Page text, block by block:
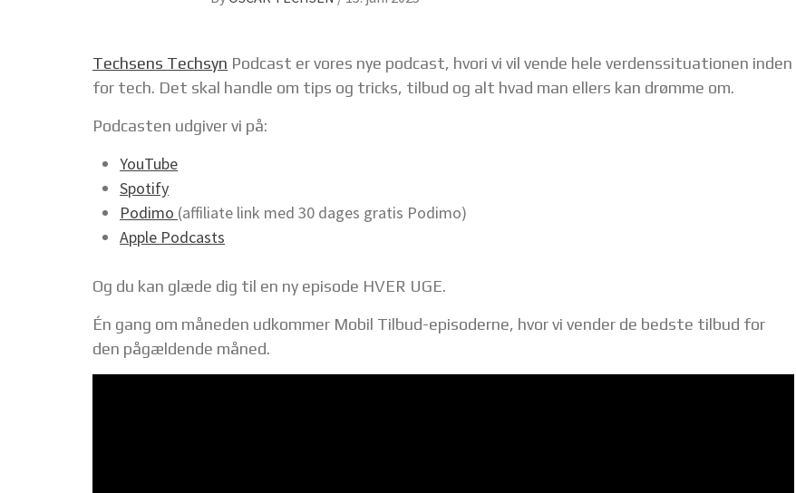
Techsens Techsyn Podcast er vores nye podcast, hvori vi vil vende hele verdenssituationen inden
for tech. Det skal handle om tips og tricks, tilbud og alt hvad man ellers kan drømme om.
Podcasten udgiver vi på:
YouTube
Spotify
Podimo (affiliate link med 30 dages gratis Podimo)
Apple Podcasts
Og du kan glæde dig til en ny episode HVER UGE.
Én gang om måneden udkommer Mobil Tilbud-episoderne, hvor vi vender de bedste tilbud for
den pågældende måned.